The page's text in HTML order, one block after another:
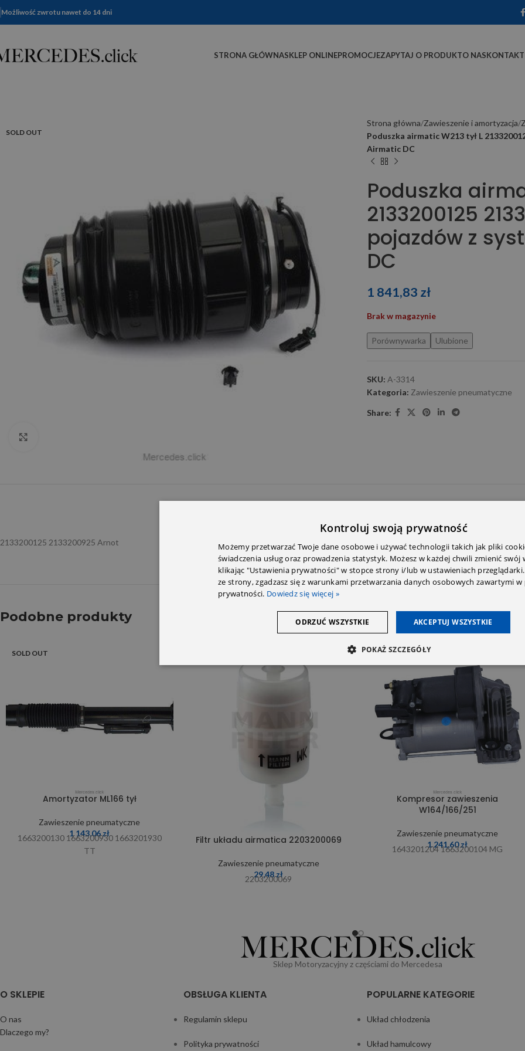
Możliwość zwrotu nawet do 14 dni
STRONA GŁÓWNASKLEP ONLINEPROMOCJEZAPYTAJ O PRODUKTO NASKONTAKT
SOLD OUT
Strona główna Zawieszenie i amortyzacja
Poduszka airmatic W213 tył L
Airmatic DC
Poduszka
2133200125
pojazdów z
DC
1 841,83 zł
Brak w magazynie
Porównywarka Ulubione
SKU: A-3314
Kategoria: Zawieszenie pneumatyczne
Share:
2133200125 2133200925 Arnot
Podobne produkty
SOLD OUT
Amortyzator ML166 tył
Zawieszenie pneumatyczne
1 143,06zł
1663200130 1663200930 1663201930
TT
Filtr układu airmatica 2203200069
Zawieszenie pneumatyczne
29,48zł
2203200069
SOLD OUT
Kompresor zawieszenia
W164/166/251
Zawieszenie pneumatyczne
1 241,60zł
1643201204 1663200104 MG
Sklep Motoryzacyjny z częściami do Mercedesa
O SKLEPIE
O nas
Dlaczego my?
OBSŁUGA KLIENTA
Regulamin sklepu
Polityka prywatności
POPULARNE KATEGORIE
Układ chłodzenia
Układ hamulcowy
Kontroluj swoją prywatność
Możemy przetwarzać Twoje dane osobowe i używać technologii takich jak pliki
świadczenia usług oraz prowadzenia statystyk. Możesz w każdej chwili zmienić swój
klikając "Ustawienia prywatności" w stopce strony i/lub w ustawieniach
ze strony, zgadzasz się z warunkami przetwarzania danych osobowych zawartymi
prywatności. Dowiedz się więcej »
AKCEPTUJ WSZYSTKIE
ODRZUĆ WSZYSTKIE
POKAŻ SZCZEGÓŁY